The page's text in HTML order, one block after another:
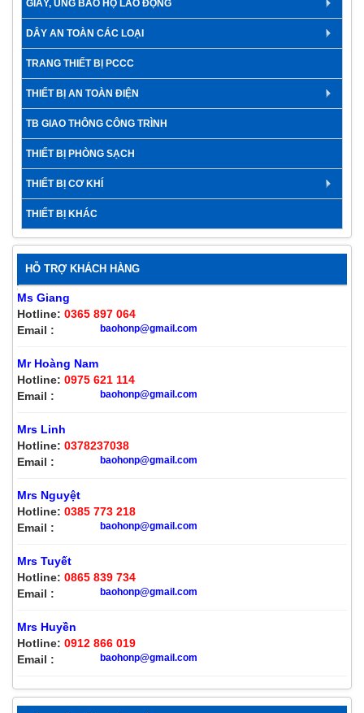
GIÀY, ỦNG BẢO HỘ LAO ĐỘNG
DÂY AN TOÀN CÁC LOẠI
TRANG THIẾT BỊ PCCC
THIẾT BỊ AN TOÀN ĐIỆN
TB GIAO THÔNG CÔNG TRÌNH
THIẾT BỊ PHÒNG SẠCH
THIẾT BỊ CƠ KHÍ
THIẾT BỊ KHÁC
HỖ TRỢ KHÁCH HÀNG
Ms Giang
Hotline: 0365 897 064
Email :
baohonp@gmail.com
Mr Hoàng Nam
Hotline: 0975 621 114
Email :
baohonp@gmail.com
Mrs Linh
Hotline: 0378237038
Email :
baohonp@gmail.com
Mrs Nguyệt
Hotline: 0385 773 218
Email :
baohonp@gmail.com
Mrs Tuyết
Hotline: 0865 839 734
Email :
baohonp@gmail.com
Mrs Huyền
Hotline: 0912 866 019
Email :
baohonp@gmail.com